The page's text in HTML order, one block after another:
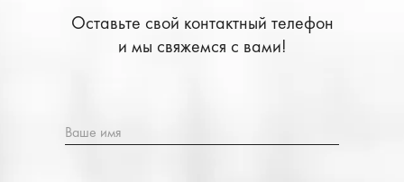
Оставьте свой контактный телефон
и мы свяжемся с вами!
Ваше имя